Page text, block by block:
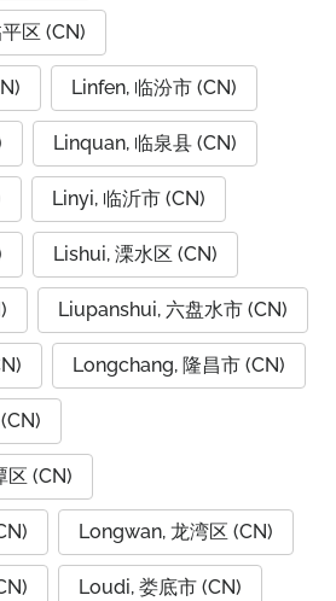
区 (CN)
Linfen, 临汾市 (CN)
Linquan, 临泉县 (CN)
Linyi, 临沂市 (CN)
Lishui, 溧水区 (CN)
Liupanshui, 六盘水市 (CN)
Longchang, 隆昌市 (CN)
区 (CN)
Longwan, 龙湾区 (CN)
Loudi, 娄底市 (CN)